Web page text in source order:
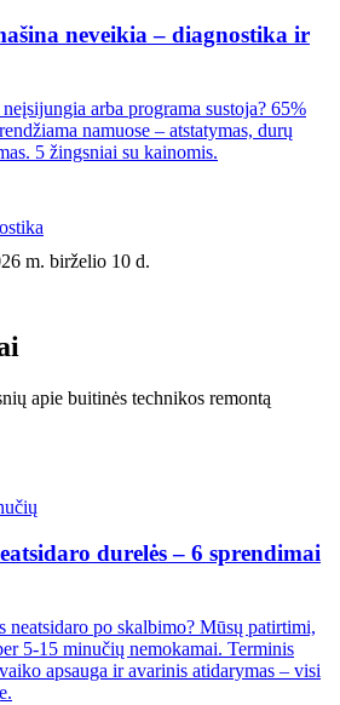
neveikia – diagnostika ir
arba programa sustoja? 65%
namuose – atstatymas, durų
5 žingsniai su kainomis.
m. birželio 10 d.
apie buitinės technikos remontą
durelės – 6 sprendimai
neatsidaro po skalbimo? Mūsų patirtimi,
5-15 minučių nemokamai. Terminis
apsauga ir avarinis atidarymas – visi